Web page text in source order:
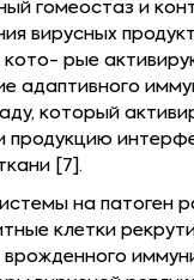
гомеостаз и
вирусных
кото- рые
адаптивного
который
продукцию
[7].
на патоген
клетки